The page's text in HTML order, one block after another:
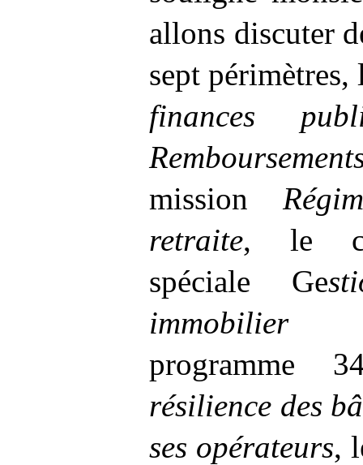
allons discuter
sept
finances
mission
retraite, le
spéciale Ge
programme
résilience des
ses opérateurs,